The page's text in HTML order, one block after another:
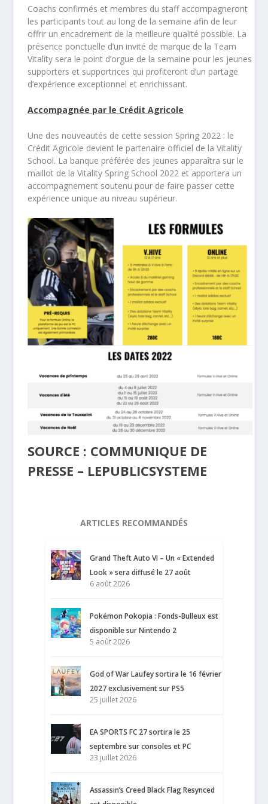
Coachs confirmés et membres du staff accompagneront
les participants tout au long de la semaine afin de leur
offrir un encadrement de la meilleure qualité possible. La
présence ponctuelle d’un invité de marque de la Team
Vitality sera le point d’orgue de la semaine pour les jeunes
supporters et supportrices qui profiteront d’un partage
d’expérience exceptionnel et enrichissant.
Accompagnée par le Crédit Agricole
Une des nouveautés de cette session Spring 2022 : le
Crédit Agricole devient le partenaire officiel de la Vitality
School. La banque préférée des jeunes apparaîtra sur le
maillot de la Vitality Spring School 2022 et apportera un
accompagnement soutenu pour de faire passer cette
expérience unique au niveau supérieur.
SOURCE : COMMUNIQUE DE
PRESSE – LEPUBLICSYSTEME
ARTICLES RECOMMANDÉS
Grand Theft Auto VI – Un « Extended
Look » sera diffusé le 27 août
6 août 2026
Pokémon Pokopia : Fonds-Bulleux est
disponible sur Nintendo 2
5 août 2026
God of War Laufey sortira le 16 février
2027 exclusivement sur PS5
25 juillet 2026
EA SPORTS FC 27 sortira le 25
septembre sur consoles et PC
23 juillet 2026
Assassin’s Creed Black Flag Resynced